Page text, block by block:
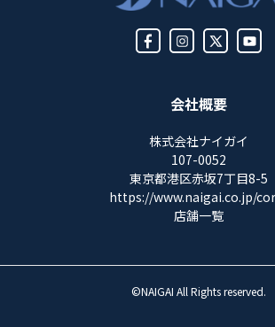
会社概要
株式会社ナイガイ
107-0052
東京都港区赤坂7丁目8-5
https://www.naigai.co.jp/
店舗一覧
©NAIGAI All Rights reserved.